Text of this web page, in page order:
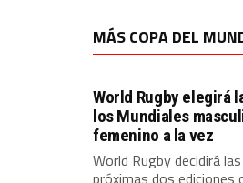
MÁS COPA DEL
World Rugby elegirá
los Mundiales
femenino a la vez
World Rugby decidirá
próximas dos ediciones